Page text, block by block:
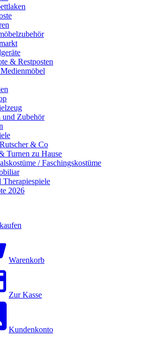
& Restposten
und Zubehör
& Co
Turnen zu Hause
/ Faschingskostüme
Therapiespiele
2026
Warenkorb
Zur Kasse
Kundenkonto